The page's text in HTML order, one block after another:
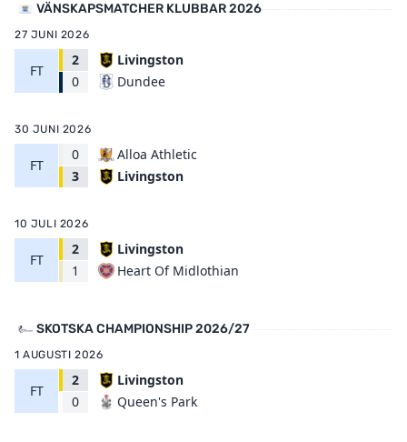
VÄNSKAPSMATCHER KLUBBAR 2026
27 JUNI 2026
FT
2
0
Livingston
Dundee
30 JUNI 2026
FT
0
3
Alloa Athletic
Livingston
10 JULI 2026
FT
2
1
Livingston
Heart Of Midlothian
SKOTSKA CHAMPIONSHIP 2026/27
1 AUGUSTI 2026
FT
2
0
Livingston
Queen's Park